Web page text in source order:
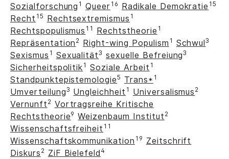
Sozialforschung 1 Queer 16 Radikale Demokratie 15
Recht 15 Rechtsextremismus 1
Rechtspopulismus 11 Rechtstheorie 1
Repräsentation 2 Right-wing Populism 1 Schwul3
Sexismus 1 Sexualität3 sexuelle Befreiung3
Sicherheitspolitik 1 Soziale Arbeit 1
Standpunktepistemologie5 Trans* 1
Umverteilung3 Ungleichheit 1 Universalismus 2
Vernunft 2 Vortragsreihe Kritische
Rechtstheorie9 Weizenbaum Institut 2
Wissenschaftsfreiheit 11
Wissenschaftskommunikation 19 Zeitschrift
Diskurs 2 ZiF Bielefeld 4